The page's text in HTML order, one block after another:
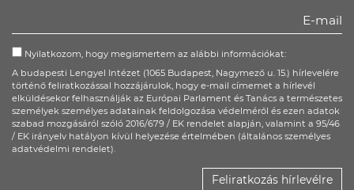
Nyilatkozom, hogy megismertem az alábbi információkat:
A budapesti Lengyel Intézet (1065 Budapest, Nagymező u. 15.) hírlevelére
történő feliratkozással hozzájárulok, hogy e-mail címemet a hírlevél
elküldésekor felhasználják az Európai Parlament és Tanács a természetes
személyek személyes adatainak feldolgozása védelméről és ezen adatok
szabad mozgásáról szóló 2016/679 / EK rendelet alapján, valamint a 95/46
/ EK irányelv hatályon kívül helyezése értelmében (általános személyes
adatvédelmi rendelet).
Feliratkozás hírlevélre